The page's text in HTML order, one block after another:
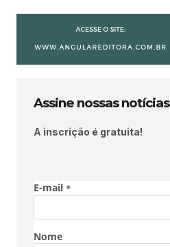
Assine nossas notícias
A inscrição é gratuita!